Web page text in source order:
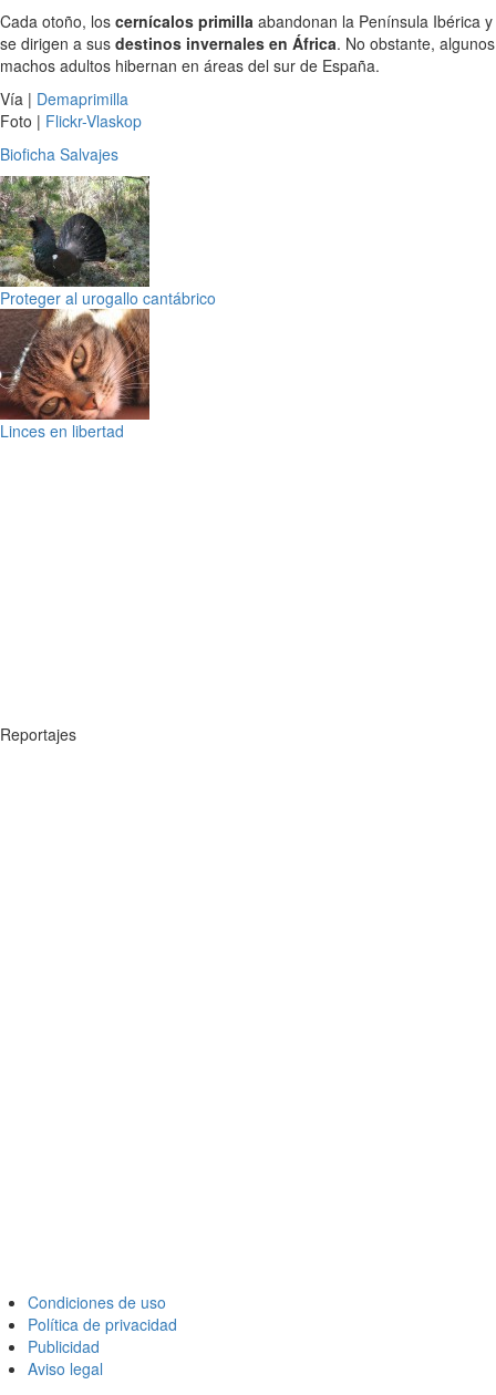
Cada otoño, los cernícalos primilla abandonan la Península Ibérica y
se dirigen a sus destinos invernales en África. No obstante, algunos
machos adultos hibernan en áreas del sur de España.
Vía | Demaprimilla
Foto | Flickr-Vlaskop
Bioficha Salvajes
Proteger al urogallo cantábrico
Linces en libertad
Reportajes
Condiciones de uso
Política de privacidad
Publicidad
Aviso legal